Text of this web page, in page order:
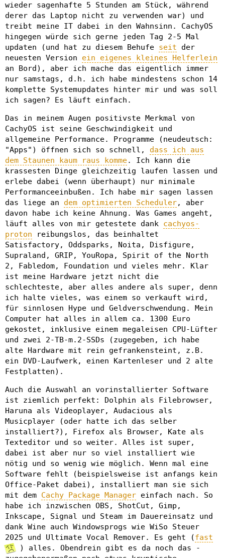
wieder sagenhafte 5 Stunden am Stück, während
derer das Laptop nicht zu verwenden war) und
treibt meine IT dabei in den Wahnsinn. CachyOS
hingegen würde sich gerne jeden Tag 2-5 Mal
updaten (und hat zu diesem Behufe seit der
neuesten Version ein eigenes kleines Helferlein
an Bord), aber ich mache das eigentlich immer
nur samstags, d.h. ich habe mindestens schon 14
komplette Systemupdates hinter mir und was soll
ich sagen? Es läuft einfach.
Das in meinem Augen positivste Merkmal von
CachyOS ist seine Geschwindigkeit und
allgemeine Performance. Programme (neudeutsch:
"Apps") öffnen sich so schnell, dass ich aus
dem Staunen kaum raus komme. Ich kann die
krassesten Dinge gleichzeitig laufen lassen und
erlebe dabei (wenn überhaupt) nur minimale
Performanceeinbußen. Ich habe mir sagen lassen
das liege an dem optimierten Scheduler, aber
davon habe ich keine Ahnung. Was Games angeht,
läuft alles von mir getestete dank cachyos-
proton reibungslos, das beinhaltet
Satisfactory, Oddsparks, Noita, Disfigure,
Supraland, GRIP, YouRopa, Spirit of the North
2, Fabledom, Foundation und vieles mehr. Klar
ist meine Hardware jetzt nicht die
schlechteste, aber alles andere als super, denn
ich halte vieles, was einem so verkauft wird,
für sinnlosen Hype und Geldverschwendung. Mein
Computer hat alles in allem ca. 1300 Euro
gekostet, inklusive einem megaleisen CPU-Lüfter
und zwei 2-TB-m.2-SSDs (zugegeben, ich habe
alte Hardware mit rein gefrankensteint, z.B.
ein DVD-Laufwerk, einen Kartenleser und 2 alte
Festplatten).
Auch die Auswahl an vorinstallierter Software
ist ziemlich perfekt: Dolphin als Filebrowser,
Haruna als Videoplayer, Audacious als
Musicplayer (oder hatte ich das selber
installiert?), Firefox als Browser, Kate als
Texteditor und so weiter. Alles ist super,
dabei ist aber nur so viel installiert wie
nötig und so wenig wie möglich. Wenn mal eine
Software fehlt (beispielsweise ist anfangs kein
Office-Paket dabei), installiert man sie sich
mit dem Cachy Package Manager einfach nach. So
habe ich inzwischen OBS, ShotCut, Gimp,
Inkscape, Signal und Steam im Dauereinsatz und
dank Wine auch Windowsprogs wie WiSo Steuer
2025 und Ultimate Vocal Remover. Es geht (fast
) alles. Obendrein gibt es da noch das -